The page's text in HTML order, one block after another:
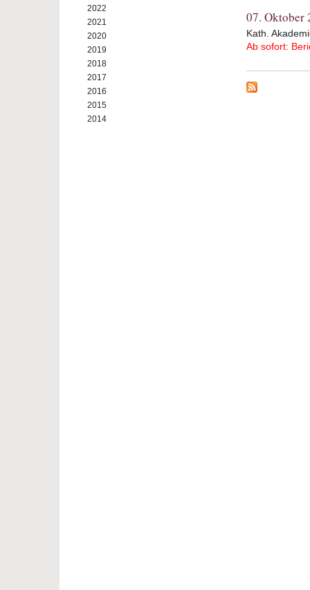
2022
2021
2020
2019
2018
2017
2016
2015
2014
07. Oktober
Kath.
Ab sofort: